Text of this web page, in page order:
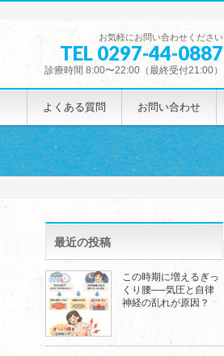
お気軽にお問い合わせください
TEL 0297-44-0887
診療時間 8:00〜22:00（最終受付21:00）
よくある質問 お問い合わせ
最近の投稿
この時期に増えるぎっ
くり腰──気圧と自律
神経の乱れが原因？